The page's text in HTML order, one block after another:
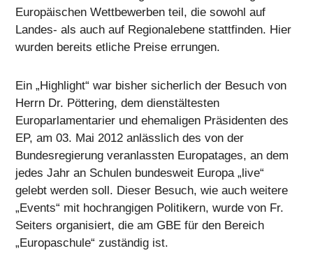
Europäischen Wettbewerben teil, die sowohl auf
Landes- als auch auf Regionalebene stattfinden. Hier
wurden bereits etliche Preise errungen.
Ein „Highlight“ war bisher sicherlich der Besuch von
Herrn Dr. Pöttering, dem dienstältesten
Europarlamentarier und ehemaligen Präsidenten des
EP, am 03. Mai 2012 anlässlich des von der
Bundesregierung veranlassten Europatages, an dem
jedes Jahr an Schulen bundesweit Europa „live“
gelebt werden soll. Dieser Besuch, wie auch weitere
„Events“ mit hochrangigen Politikern, wurde von Fr.
Seiters organisiert, die am GBE für den Bereich
„Europaschule“ zuständig ist.